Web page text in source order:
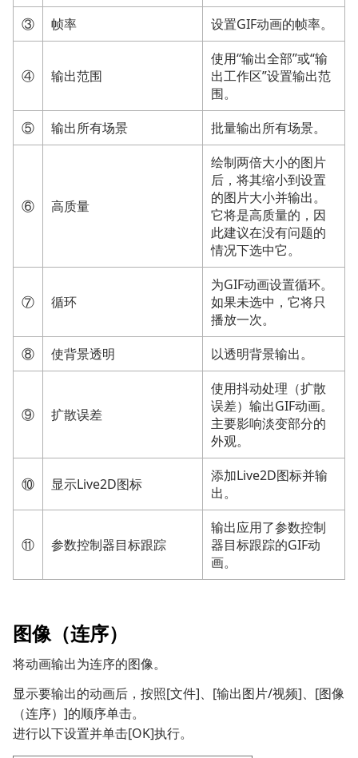
③
帧率 设置GIF动画的帧率。
④ 输出范围
使用“输出全部”或“输
出工作区”设置输出范
围。
⑤
输出所有场景 批量输出所有场景。
⑥ 高质量
绘制两倍大小的图片
后，将其缩小到设置
的图片大小并输出。
它将是高质量的，因
此建议在没有问题的
情况下选中它。
⑦ 循环
为GIF动画设置循环。
如果未选中，它将只
播放一次。
⑧
使背景透明 以透明背景输出。
⑨ 扩散误差
使用抖动处理（扩散
误差）输出GIF动画。
主要影响淡变部分的
外观。
⑩ 显示Live2D图标
添加Live2D图标并输
出。
⑪ 参数控制器目标跟踪
输出应用了参数控制
器目标跟踪的GIF动
画。
图像（连序）
将动画输出为连序的图像。
显示要输出的动画后，按照[文件]、[输出图片/视频]、[图像
（连序）]的顺序单击。
进行以下设置并单击[OK]执行。